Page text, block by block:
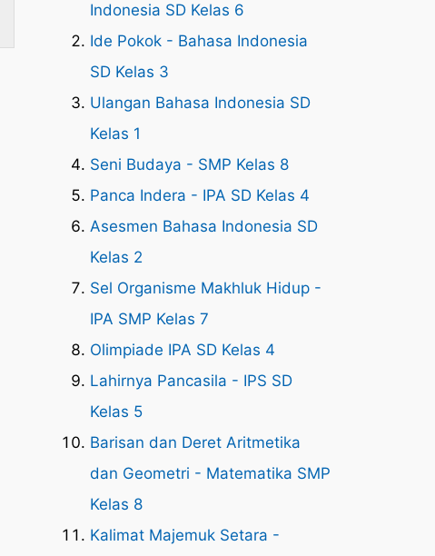
Indonesia SD Kelas 6
Ide Pokok - Bahasa Indonesia
SD Kelas 3
Ulangan Bahasa Indonesia SD
Kelas 1
Seni Budaya - SMP Kelas 8
Panca Indera - IPA SD Kelas 4
Asesmen Bahasa Indonesia SD
Kelas 2
Sel Organisme Makhluk Hidup -
IPA SMP Kelas 7
Olimpiade IPA SD Kelas 4
Lahirnya Pancasila - IPS SD
Kelas 5
Barisan dan Deret Aritmetika
dan Geometri - Matematika SMP
Kelas 8
Kalimat Majemuk Setara -